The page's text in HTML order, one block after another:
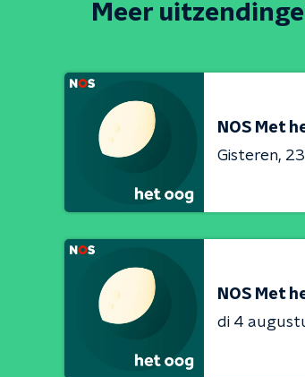
Meer
NOS Met
Gisteren
NOS Met
di 4